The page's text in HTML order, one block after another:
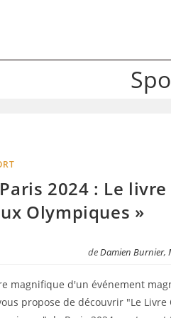
2024 : Le
Olympiques »
deDamien Burnier,
magnifique d'un événement
propose de découvrir "Le Livre